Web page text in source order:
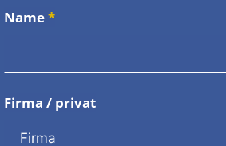
Name*
Firma / privat